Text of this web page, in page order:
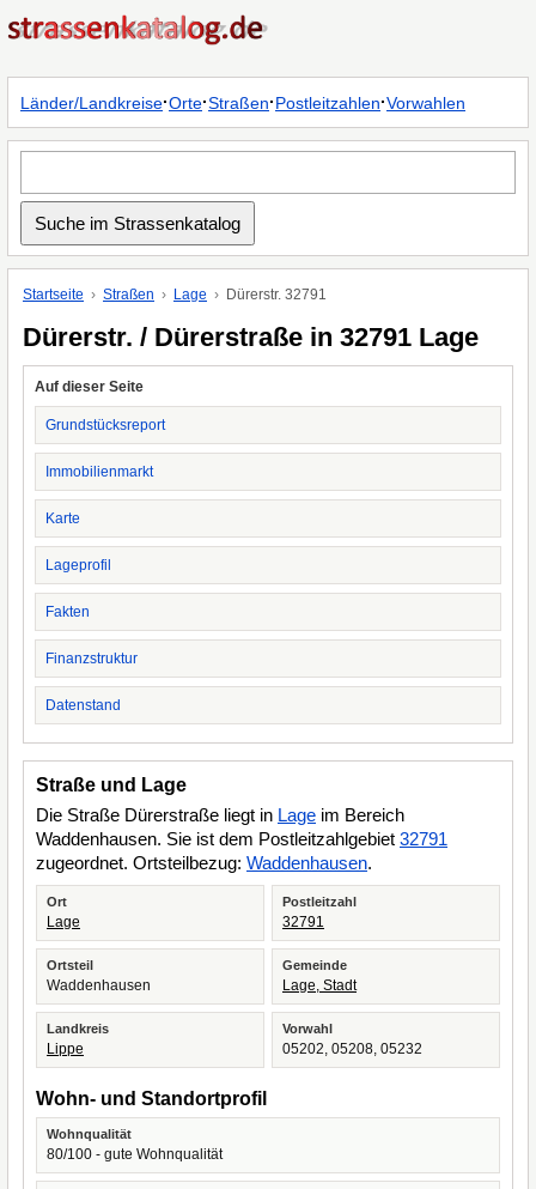
Länder/Landkreise·Orte·Straßen·Postleitzahlen·Vorwahlen
Startseite Straßen Lage Dürerstr. 32791
Dürerstr. / Dürerstraße in 32791 Lage
Auf dieser Seite
Grundstücksreport
Immobilienmarkt
Karte
Lageprofil
Fakten
Finanzstruktur
Datenstand
Straße und Lage
Die Straße Dürerstraße liegt in Lage im Bereich
Waddenhausen. Sie ist dem Postleitzahlgebiet 32791
zugeordnet. Ortsteilbezug: Waddenhausen.
Ort
Lage
Postleitzahl
32791
Ortsteil
Waddenhausen
Gemeinde
Lage, Stadt
Landkreis
Lippe
Vorwahl
05202, 05208, 05232
Wohn- und Standortprofil
Wohnqualität
80/100 - gute Wohnqualität